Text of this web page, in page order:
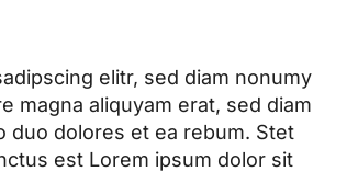
elitr, sed diam nonumy
magna aliquyam erat, sed diam
duo dolores et ea rebum. Stet
est Lorem ipsum dolor sit